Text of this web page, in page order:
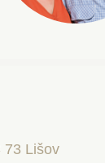
73 Lišov